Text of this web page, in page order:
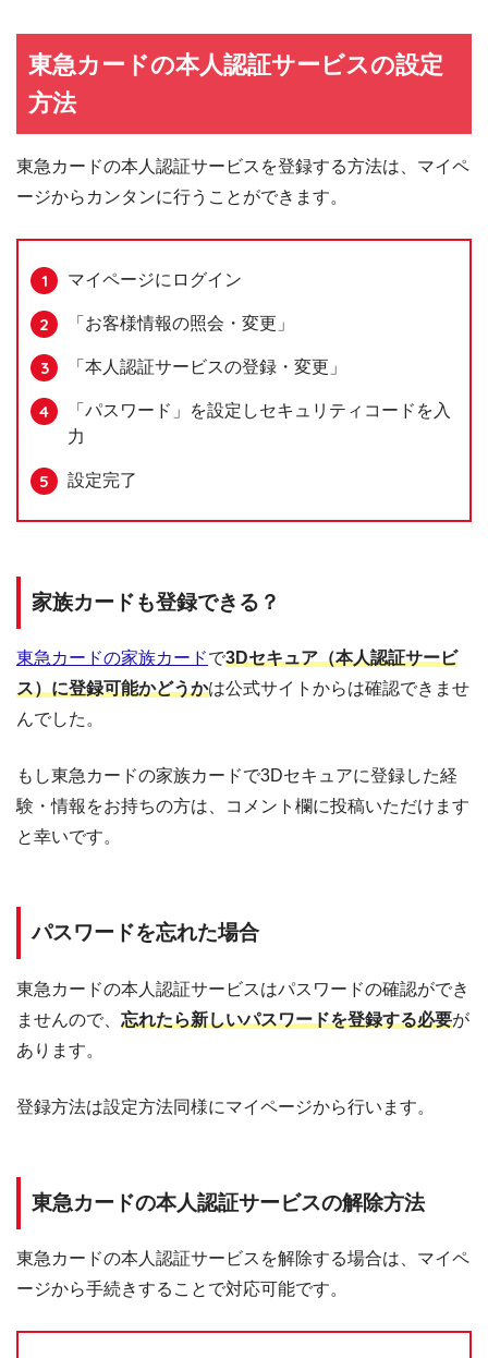
東急カードの本人認証サービスの設定
方法
東急カードの本人認証サービスを登録する方法は、マイペ
ージからカンタンに行うことができます。
マイページにログイン
「お客様情報の照会・変更」
「本人認証サービスの登録・変更」
「パスワード」を設定しセキュリティコードを入
力
設定完了
家族カードも登録できる？
東急カードの家族カードで3Dセキュア（本人認証サービ
ス）に登録可能かどうかは公式サイトからは確認できませ
んでした。
もし東急カードの家族カードで3Dセキュアに登録した経
験・情報をお持ちの方は、コメント欄に投稿いただけます
と幸いです。
パスワードを忘れた場合
東急カードの本人認証サービスはパスワードの確認ができ
ませんので、 忘れたら新しいパスワードを登録する必要が
あります。
登録方法は設定方法同様にマイページから行います。
東急カードの本人認証サービスの解除方法
東急カードの本人認証サービスを解除する場合は、マイペ
ージから手続きすることで対応可能です。